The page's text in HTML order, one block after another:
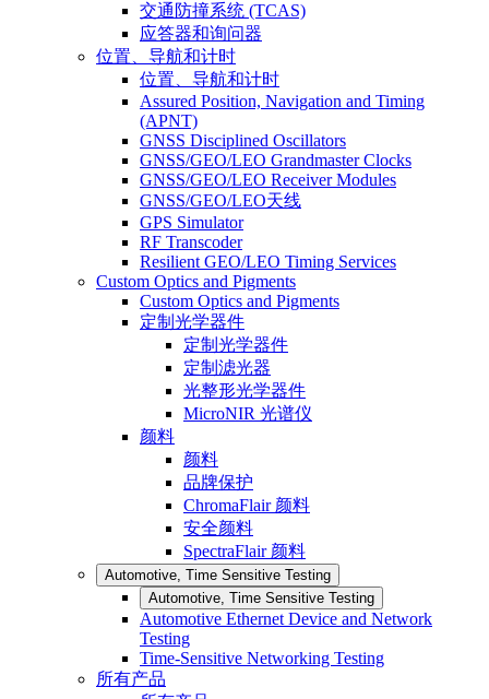
交通防撞系统 (TCAS)
应答器和询问器
位置、导航和计时
位置、导航和计时
Assured Position, Navigation and Timing
(APNT)
GNSS Disciplined Oscillators
GNSS/GEO/LEO Grandmaster Clocks
GNSS/GEO/LEO Receiver Modules
GNSS/GEO/LEO天线
GPS Simulator
RF Transcoder
Resilient GEO/LEO Timing Services
Custom Optics and Pigments
Custom Optics and Pigments
定制光学器件
定制光学器件
定制滤光器
光整形光学器件
MicroNIR 光谱仪
颜料
颜料
品牌保护
ChromaFlair 颜料
安全颜料
SpectraFlair 颜料
Automotive, Time Sensitive Testing
Automotive, Time Sensitive Testing
Automotive Ethernet Device and Network
Testing
Time-Sensitive Networking Testing
所有产品